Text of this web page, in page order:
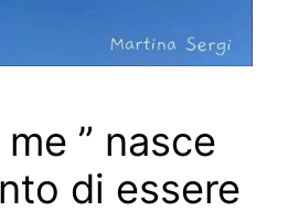
” nasce
di essere